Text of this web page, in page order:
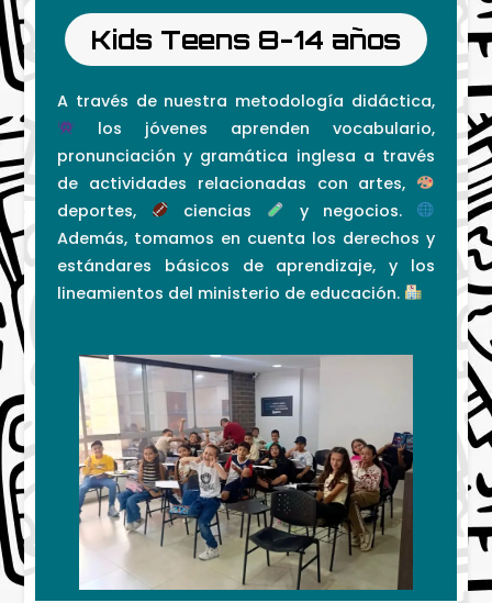
Kids Teens 8-14 años
A través de nuestra metodología didáctica,
los jóvenes aprenden vocabulario,
pronunciación y gramática inglesa a través
de actividades relacionadas con artes,
deportes,
ciencias
y negocios.
Además, tomamos en cuenta los derechos y
estándares básicos de aprendizaje, y los
lineamientos del ministerio de educación.